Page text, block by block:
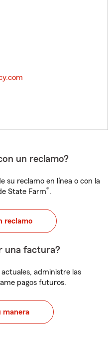
un reclamo?
su reclamo en línea o con la
State Farm®.
reclamo
una factura?
administre las
pagos futuros.
manera